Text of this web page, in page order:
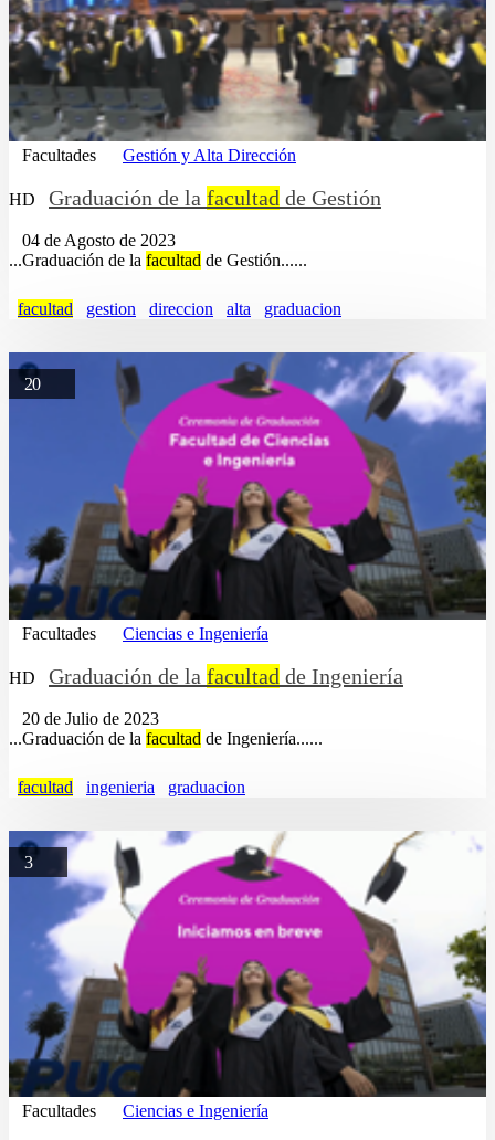
Facultades Gestión y Alta Dirección
HD Graduación de la facultad de Gestión
04 de Agosto de 2023
...Graduación de la facultad de Gestión......
facultad gestion direccion alta graduacion
20
Facultades Ciencias e Ingeniería
HD Graduación de la facultad de Ingeniería
20 de Julio de 2023
...Graduación de la facultad de Ingeniería......
facultad ingenieria graduacion
3
Facultades Ciencias e Ingeniería